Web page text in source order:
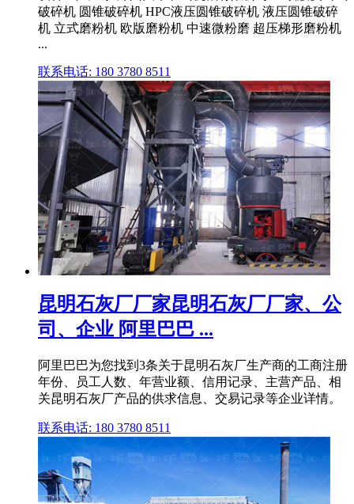
破碎机 圆锥破碎机 HPC液压圆锥破碎机 液压圆锥破碎
机 立式磨粉机 欧版磨粉机 中速微粉磨 超压梯形磨粉机
...
联系电话: 180 3780 8511
昆明石灰厂厂家昆明石灰厂厂家、公
司、企业 阿里巴巴 ...
阿里巴巴为您找到3条关于昆明石灰厂生产商的工商注册
年份、员工人数、年营业额、信用记录、主营产品、相
关昆明石灰厂产品的供求信息、交易记录等企业详情。
联系电话: 180 3780 8511